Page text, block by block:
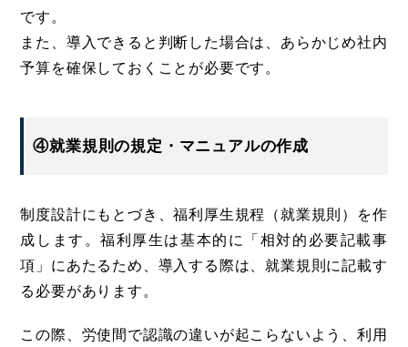
です。
また、導入できると判断した場合は、あらかじめ社内
予算を確保しておくことが必要です。
④就業規則の規定・マニュアルの作成
制度設計にもとづき、福利厚生規程（就業規則）を作
成します。福利厚生は基本的に「相対的必要記載事
項」にあたるため、導入する際は、就業規則に記載す
る必要があります。
この際、労使間で認識の違いが起こらないよう、利用